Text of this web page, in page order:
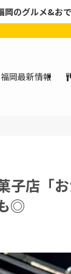
岡のグルメ&お
岡最新情報
子店「
◎